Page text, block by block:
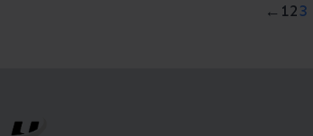
← 123